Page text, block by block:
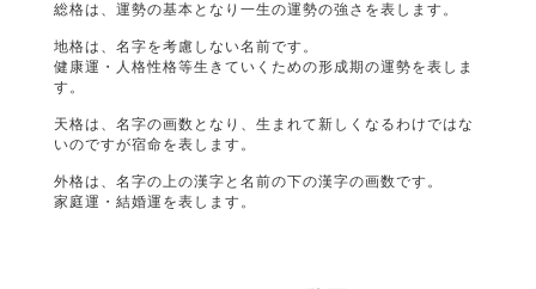
総格は、運勢の基本となり一生の運勢の強さを表します。
地格は、名字を考慮しない名前です。
健康運・人格性格等生きていくための形成期の運勢を表しま
す。
天格は、名字の画数となり、生まれて新しくなるわけではな
いのですが宿命を表します。
外格は、名字の上の漢字と名前の下の漢字の画数です。
家庭運・結婚運を表します。